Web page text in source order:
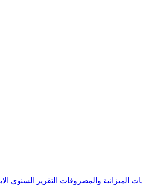
الميزانية والمصروفات التقرير السنوي